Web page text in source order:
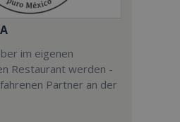
im eigenen
Restaurant werden -
Partner an der